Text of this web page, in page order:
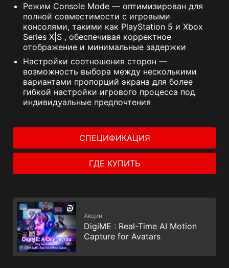
Режим Console Mode — оптимизирован для
полной совместимости с игровыми
консолями, такими как PlayStation 5 и Xbox
Series X|S , обеспечивая корректное
отображение и минимальные задержки
Настройки соотношения сторон —
возможность выбора между несколькими
вариантами пропорций экрана для более
гибкой настройки игрового процесса под
индивидуальные предпочтения
СПЕЦИФИКАЦИЯ
ГДЕ КУПИТЬ
Акции
DigiME : Real-Time AI Motion
Capture for Avatars